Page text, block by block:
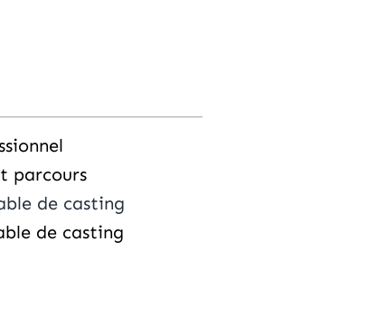
parcours
de casting
de casting